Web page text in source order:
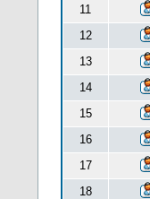
11
12
13
14
15
16
17
18